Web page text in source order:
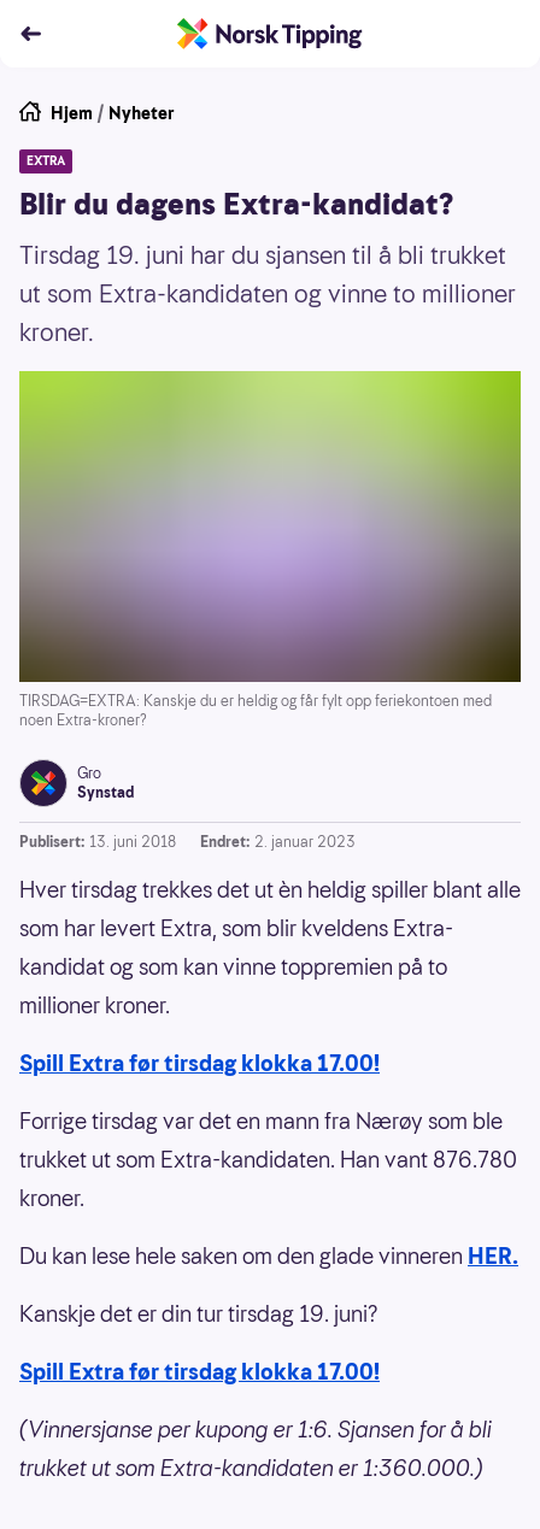
Hjem / Nyheter
EXTRA
Blir du dagens Extra-kandidat?
Tirsdag 19. juni har du sjansen til å bli trukket
ut som Extra-kandidaten og vinne to millioner
kroner.
TIRSDAG=EXTRA: Kanskje du er heldig og får fylt opp feriekontoen med
noen Extra-kroner?
Gro
Synstad
Publisert: 13. juni 2018 Endret: 2. januar 2023
Hver tirsdag trekkes det ut èn heldig spiller blant alle
som har levert Extra, som blir kveldens Extra-
kandidat og som kan vinne toppremien på to
millioner kroner.
Spill Extra før tirsdag klokka 17.00!
Forrige tirsdag var det en mann fra Nærøy som ble
trukket ut som Extra-kandidaten. Han vant 876.780
kroner.
Du kan lese hele saken om den glade vinneren HER.
Kanskje det er din tur tirsdag 19. juni?
Spill Extra før tirsdag klokka 17.00!
(Vinnersjanse per kupong er 1:6. Sjansen for å bli
trukket ut som Extra-kandidaten er 1:360.000.)